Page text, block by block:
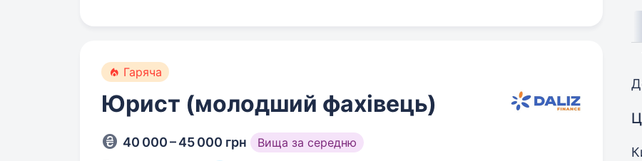
Гаряча
Юрист (молодший фахівець)
40 000 – 45 000 грн Вища за середню